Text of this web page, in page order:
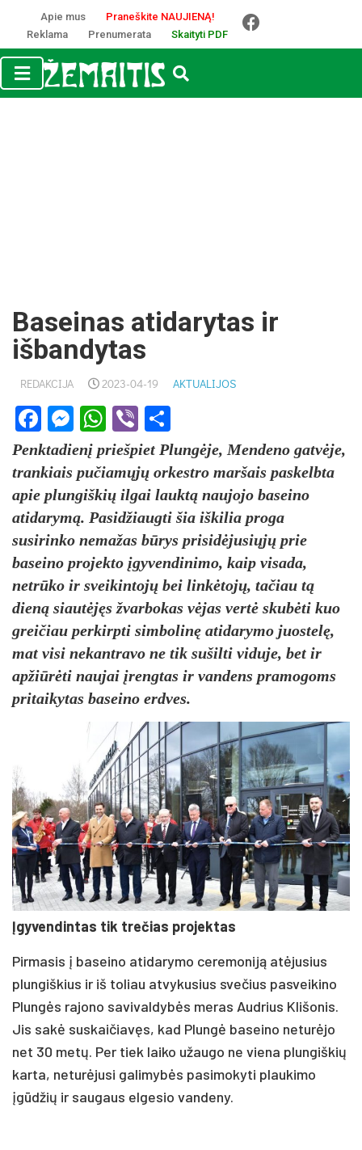
Apie mus
Praneškite NAUJIENĄ!
Reklama
Prenumerata Skaityti PDF
Baseinas atidarytas ir
išbandytas
REDAKCIJA 2023-04-19 AKTUALIJOS
Facebook
Messenger
WhatsApp
Viber
Penktadienį priešpiet Plungėje, Mendeno gatvėje,
trankiais pučiamųjų orkestro maršais paskelbta
apie plungiškių ilgai lauktą naujojo baseino
atidarymą. Pasidžiaugti šia iškilia proga
susirinko nemažas būrys prisidėjusiųjų prie
baseino projekto įgyvendinimo, kaip visada,
netrūko ir sveikintojų bei linkėtojų, tačiau tą
dieną siautėjęs žvarbokas vėjas vertė skubėti kuo
greičiau perkirpti simbolinę atidarymo juostelę,
mat visi nekantravo ne tik sušilti viduje, bet ir
apžiūrėti naujai įrengtas ir vandens pramogoms
pritaikytas baseino erdves.
Įgyvendintas tik trečias projektas
Pirmasis į baseino atidarymo ceremoniją atėjusius
plungiškius ir iš toliau atvykusius svečius pasveikino
Plungės rajono savivaldybės meras Audrius Klišonis.
Jis sakė suskaičiavęs, kad Plungė baseino neturėjo
net 30 metų. Per tiek laiko užaugo ne viena plungiškių
karta, neturėjusi galimybės pasimokyti plaukimo
įgūdžių ir saugaus elgesio vandeny.